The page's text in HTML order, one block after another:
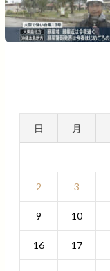
日 月
2 3
9 10
16 17